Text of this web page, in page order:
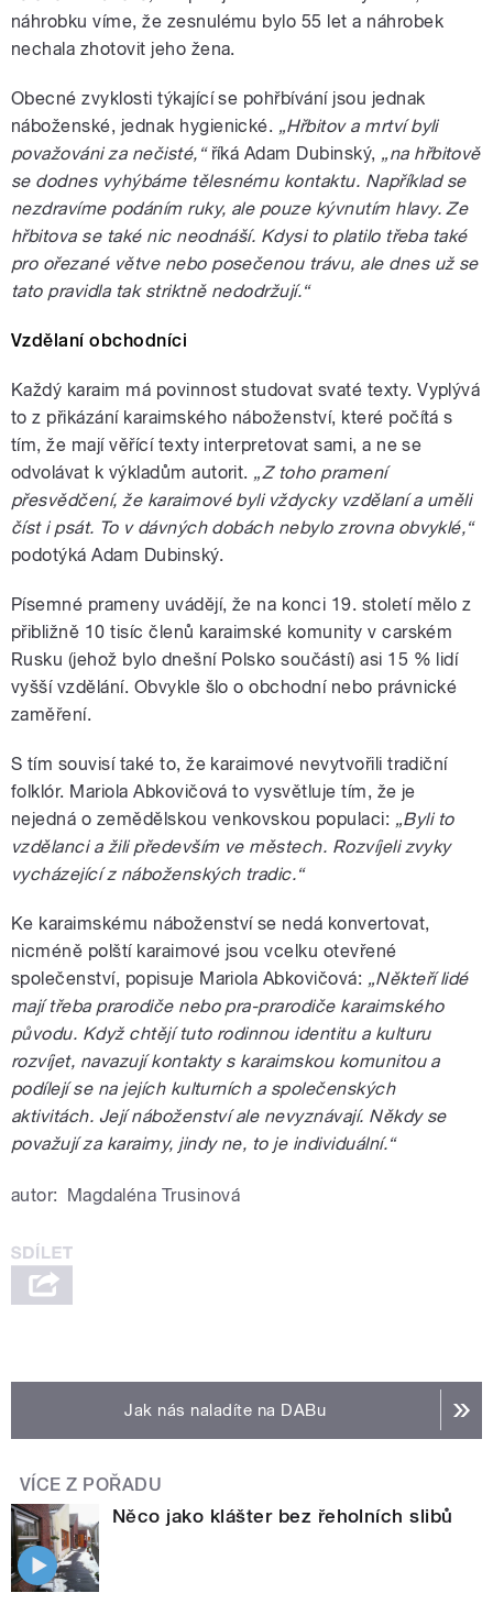
náhrobku víme, že zesnulému bylo 55 let a náhrobek
nechala zhotovit jeho žena.
Obecné zvyklosti týkající se pohřbívání jsou jednak
náboženské, jednak hygienické. „Hřbitov a mrtví byli
považováni za nečisté,“říká Adam Dubinský, „na hřbitově
se dodnes vyhýbáme tělesnému kontaktu. Například se
nezdravíme podáním ruky, ale pouze kývnutím hlavy. Ze
hřbitova se také nic neodnáší. Kdysi to platilo třeba také
pro ořezané větve nebo posečenou trávu, ale dnes už se
tato pravidla tak striktně nedodržují.“
Vzdělaní obchodníci
Každý karaim má povinnost studovat svaté texty. Vyplývá
to z přikázání karaimského náboženství, které počítá s
tím, že mají věřící texty interpretovat sami, a ne se
odvolávat k výkladům autorit. „Z toho pramení
přesvědčení, že karaimové byli vždycky vzdělaní a uměli
číst i psát. To v dávných dobách nebylo zrovna obvyklé,“
podotýká Adam Dubinský.
Písemné prameny uvádějí, že na konci 19. století mělo z
přibližně 10 tisíc členů karaimské komunity v carském
Rusku (jehož bylo dnešní Polsko součástí) asi 15 % lidí
vyšší vzdělání. Obvykle šlo o obchodní nebo právnické
zaměření.
S tím souvisí také to, že karaimové nevytvořili tradiční
folklór. Mariola Abkovičová to vysvětluje tím, že je
nejedná o zemědělskou venkovskou populaci: „Byli to
vzdělanci a žili především ve městech. Rozvíjeli zvyky
vycházející z náboženských tradic.“
Ke karaimskému náboženství se nedá konvertovat,
nicméně polští karaimové jsou vcelku otevřené
společenství, popisuje Mariola Abkovičová: „Někteří lidé
mají třeba prarodiče nebo pra-prarodiče karaimského
původu. Když chtějí tuto rodinnou identitu a kulturu
rozvíjet, navazují kontakty s karaimskou komunitou a
podílejí se na jejích kulturních a společenských
aktivitách. Její náboženství ale nevyznávají. Někdy se
považují za karaimy, jindy ne, to je individuální.“
autor: Magdaléna Trusinová
Jak nás naladíte na DABu
VÍCE Z POŘADU
Něco jako klášter bez řeholních slibů